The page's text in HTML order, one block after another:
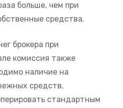
больше, чем при
средства.
брокера при
комиссия также
наличие на
средств,
стандартным